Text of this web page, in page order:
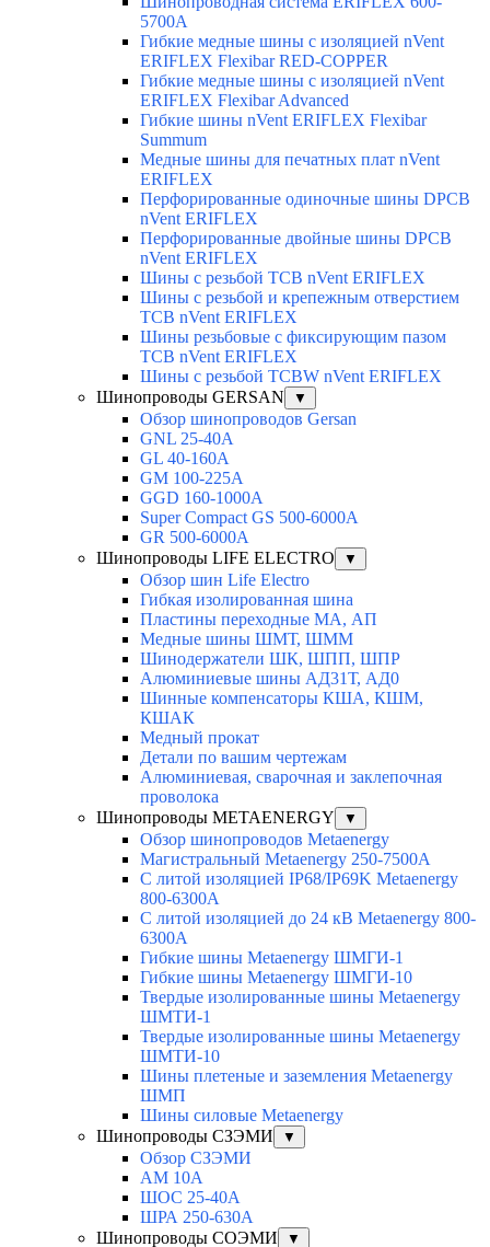
5700A
Гибкие медные шины с изоляцией nVent
ERIFLEX Flexibar RED-COPPER
Гибкие медные шины с изоляцией nVent
ERIFLEX Flexibar Advanced
Гибкие шины nVent ERIFLEX Flexibar
Summum
Медные шины для печатных плат nVent
ERIFLEX
Перфорированные одиночные шины DPCB
nVent ERIFLEX
Перфорированные двойные шины DPCB
nVent ERIFLEX
Шины с резьбой TCB nVent ERIFLEX
Шины с резьбой и крепежным отверстием
TCB nVent ERIFLEX
Шины резьбовые с фиксирующим пазом
TCB nVent ERIFLEX
Шины с резьбой TCBW nVent ERIFLEX
Шинопроводы GERSAN
▼
Обзор шинопроводов Gersan
GNL 25-40A
GL 40-160A
GM 100-225A
GGD 160-1000A
Super Compact GS 500-6000A
GR 500-6000A
Шинопроводы LIFE ELECTRO
▼
Обзор шин Life Electro
Гибкая изолированная шина
Пластины переходные МА, АП
Медные шины ШМТ, ШММ
Шинодержатели ШК, ШПП, ШПР
Алюминиевые шины АД31Т, АД0
Шинные компенсаторы КША, КШМ,
КШАК
Медный прокат
Детали по вашим чертежам
Алюминиевая, cварочная и заклепочная
проволока
Шинопроводы METAENERGY
▼
Обзор шинопроводов Metaenergy
Магистральный Metaenergy 250-7500A
С литой изоляцией IP68/IP69K Metaenergy
800-6300A
С литой изоляцией до 24 кВ Metaenergy 800-
6300A
Гибкие шины Metaenergy ШМГИ-1
Гибкие шины Metaenergy ШМГИ-10
Твердые изолированные шины Metaenergy
ШМТИ-1
Твердые изолированные шины Metaenergy
ШМТИ-10
Шины плетеные и заземления Metaenergy
ШМП
Шины силовые Metaenergy
Шинопроводы СЗЭМИ
▼
Обзор СЗЭМИ
АМ 10А
ШОС 25-40А
ШРА 250-630А
Шинопроводы СОЭМИ
▼